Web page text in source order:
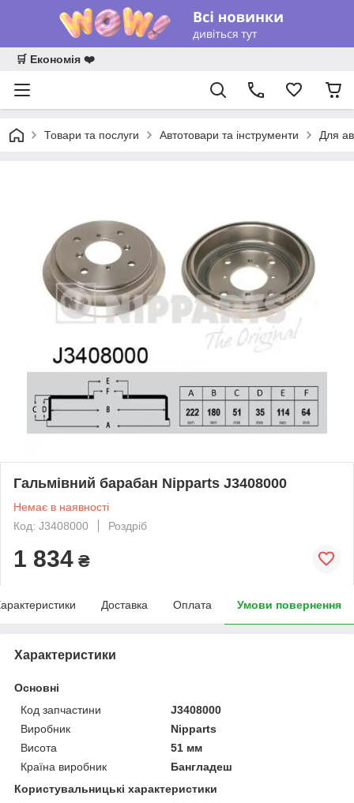
🛒 Економія ❤️
Товари та послуги Автотовари та інструменти Для
Гальмівний барабан Nipparts J3408000
Немає в наявності
Код: J3408000
Роздріб
1 834 ₴
Доставка Оплата Умови повернення
Характеристики
Основні
Код запчастини
J3408000
Виробник
Nipparts
Висота
51 мм
Країна виробник
Бангладеш
Користувальницькі характеристики